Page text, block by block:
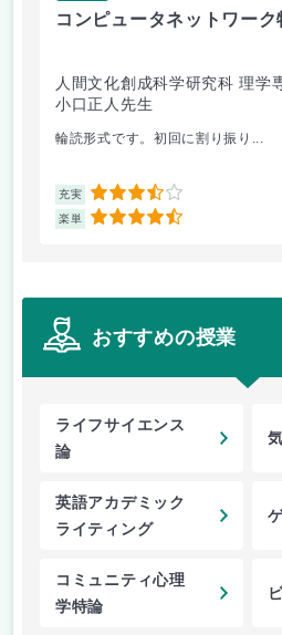
コンピュータネットワーク
人間文化創成科学研究科 理学
小口正人先生
輪読形式です。初回に割り振り...
充実 3.5
楽単 4.5
おすすめの授業
ライフサイエンス
論
英語アカデミック
ライティング
コミュニティ心理
学特論